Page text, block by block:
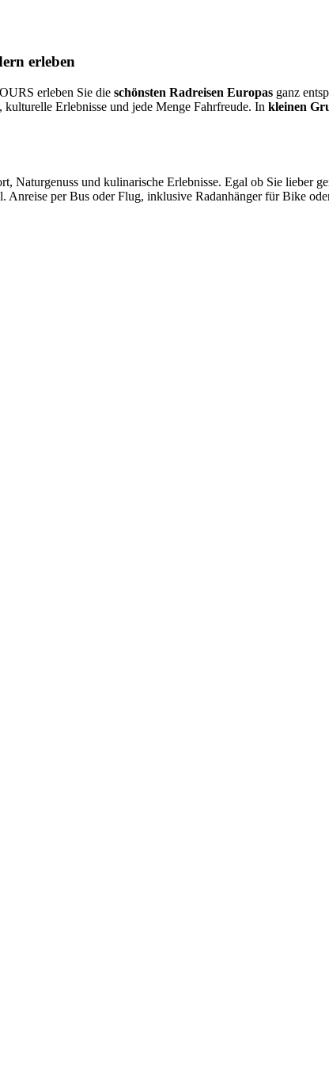
erleben
erleben Sie die schönsten Radreisen Europas ganz
Erlebnisse und jede Menge Fahrfreude. In kleinen
Naturgenuss und kulinarische Erlebnisse. Egal ob Sie lieber
Anreise per Bus oder Flug, inklusive Radanhänger für Bike